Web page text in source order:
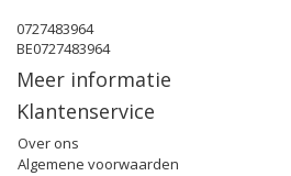
0727483964
BE0727483964
Meer informatie
Klantenservice
Over ons
Algemene voorwaarden